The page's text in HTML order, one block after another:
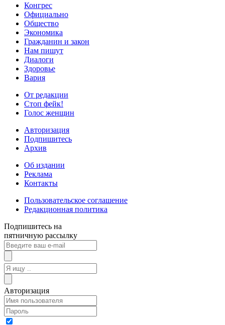
Конгрес
Официально
Общество
Экономика
Гражданин и закон
Нам пишут
Диалоги
Здоровье
Вария
От редакции
Стоп фейк!
Голос женщин
Авторизация
Подпишитесь
Архив
Об издании
Реклама
Контакты
Пользовательское соглашение
Редакционная политика
Подпишитесь на
пятничную рассылку
Авторизация